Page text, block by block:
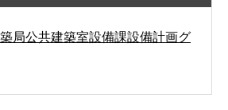
局公共建築室設備課設備計画グ